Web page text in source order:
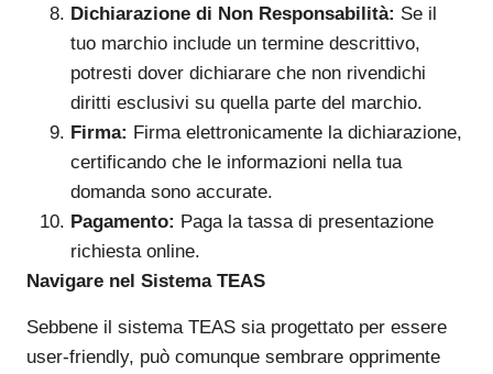
Dichiarazione di Non Responsabilità: Se il
tuo marchio include un termine descrittivo,
potresti dover dichiarare che non rivendichi
diritti esclusivi su quella parte del marchio.
Firma: Firma elettronicamente la dichiarazione,
certificando che le informazioni nella tua
domanda sono accurate.
Pagamento: Paga la tassa di presentazione
richiesta online.
Navigare nel Sistema TEAS
Sebbene il sistema TEAS sia progettato per essere
user-friendly, può comunque sembrare opprimente